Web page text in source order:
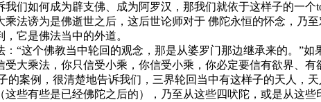
们如何成为辟支佛、成为阿罗汉，那我们就依于这样子的一
法谤为是佛逝世之后，这后世论师对于 佛陀永恒的怀念，乃
它是佛法当中的外道。
“这个佛教当中轮回的观念，那是从婆罗门那边继承来的。”
大乘法，你只信受小乘，你信受小乘，你必定要信有欲界、
案例，很清楚地告诉我们，三界轮回当中有这样子的天人，
些有些是已经佛陀之后的），乃至从这些四吠陀，或是从这